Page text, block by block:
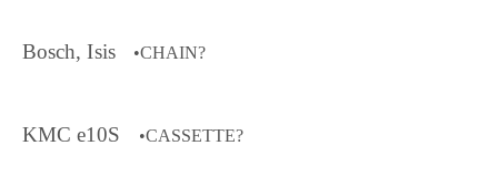
Bosch, Isis•CHAIN?
KMC e10S •CASSETTE?